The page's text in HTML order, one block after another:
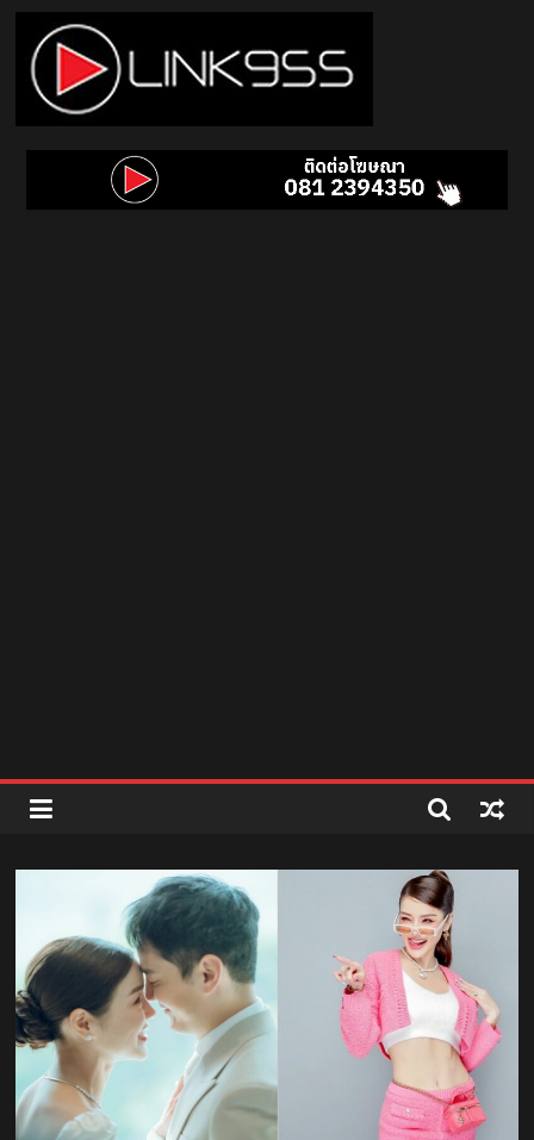
Skip
content
Link
95.5
ลพบุรี
สถานี
ลพบุรี
ลพบุรี